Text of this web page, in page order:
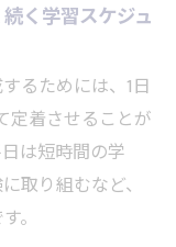
く学習スケジュ
るためには、1日
定着させることが
は短時間の学
取り組むなど、
。